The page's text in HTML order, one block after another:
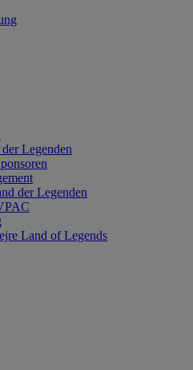
Legenden
der Legenden
Land of Legends